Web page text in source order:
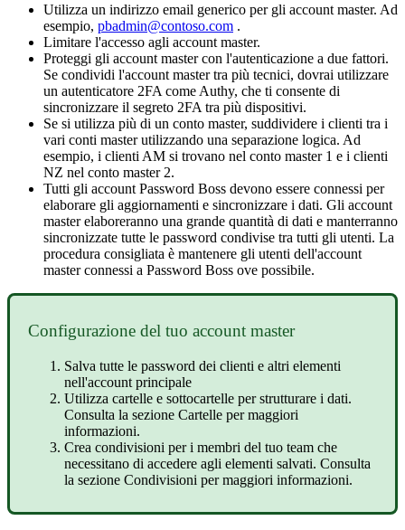
Utilizza un indirizzo email generico per gli account master. Ad
esempio, pbadmin@contoso.com .
Limitare l'accesso agli account master.
Proteggi gli account master con l'autenticazione a due fattori.
Se condividi l'account master tra più tecnici, dovrai utilizzare
un autenticatore 2FA come Authy, che ti consente di
sincronizzare il segreto 2FA tra più dispositivi.
Se si utilizza più di un conto master, suddividere i clienti tra i
vari conti master utilizzando una separazione logica. Ad
esempio, i clienti AM si trovano nel conto master 1 e i clienti
NZ nel conto master 2.
Tutti gli account Password Boss devono essere connessi per
elaborare gli aggiornamenti e sincronizzare i dati. Gli account
master elaboreranno una grande quantità di dati e manterranno
sincronizzate tutte le password condivise tra tutti gli utenti. La
procedura consigliata è mantenere gli utenti dell'account
master connessi a Password Boss ove possibile.
Configurazione del tuo account master
Salva tutte le password dei clienti e altri elementi
nell'account principale
Utilizza cartelle e sottocartelle per strutturare i dati.
Consulta la sezione Cartelle per maggiori
informazioni.
Crea condivisioni per i membri del tuo team che
necessitano di accedere agli elementi salvati. Consulta
la sezione Condivisioni per maggiori informazioni.